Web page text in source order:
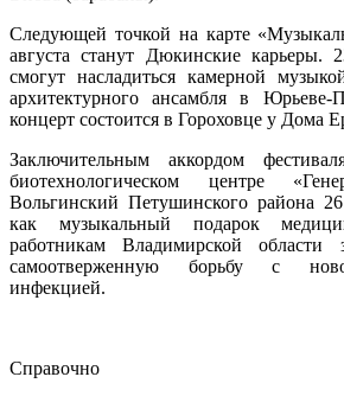
Следующей точкой на карте
августа станут Дюкинские карьеры.
смогут насладиться камерной
архитектурного ансамбля в Юрьеве-
концерт состоится в Гороховце у Дома
Заключительным аккордом
биотехнологическом центре
Вольгинский Петушинского района
как музыкальный подарок
работникам Владимирской
самоотверженную борьбу с
инфекцией.
Справочно